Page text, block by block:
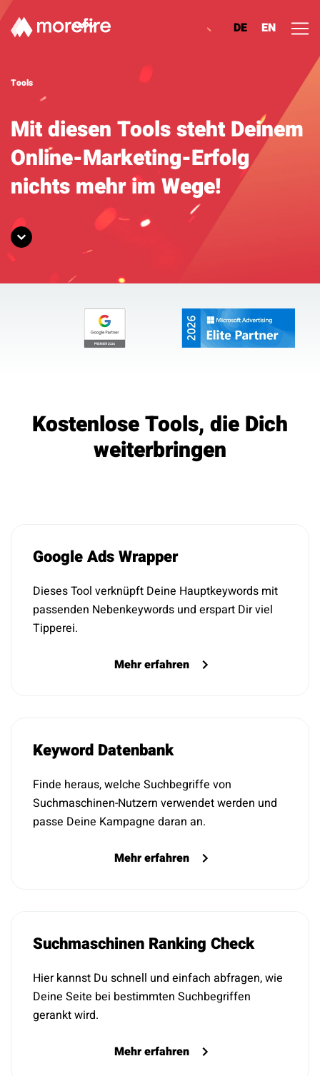
DE EN
Lösungen
Referenzen
Über uns
Know How
Newsletter
Tools
Mit diesen Tools steht Deinem
Online-Marketing-Erfolg
nichts mehr im Wege!
Kostenlose Tools, die Dich
weiterbringen
Google Ads Wrapper
Dieses Tool verknüpft Deine Hauptkeywords mit
passenden Nebenkeywords und erspart Dir viel
Tipperei.
Mehr erfahren
Keyword Datenbank
Finde heraus, welche Suchbegriffe von
Suchmaschinen-Nutzern verwendet werden und
passe Deine Kampagne daran an.
Mehr erfahren
Suchmaschinen Ranking Check
Hier kannst Du schnell und einfach abfragen, wie
Deine Seite bei bestimmten Suchbegriffen
gerankt wird.
Mehr erfahren